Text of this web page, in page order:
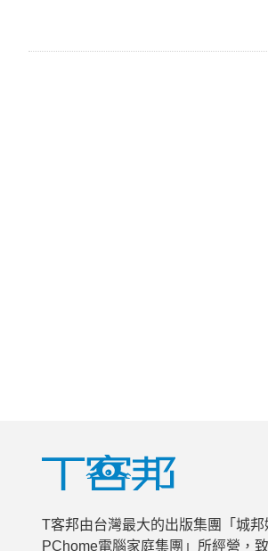
T客邦由台灣最大的出版集團「城
PChome電腦家庭集團」所經營，